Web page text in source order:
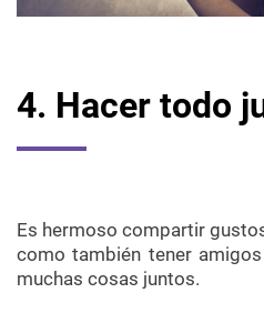
4. Hacer todo
Es hermoso compartir
como también tener
muchas cosas juntos.